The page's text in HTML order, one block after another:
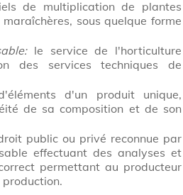
de multiplication de plantes
sous quelque forme
le service de l'horticulture
des services techniques de
d'un produit unique,
de sa composition et de son
public ou privé reconnue par
effectuant des analyses et
permettant au producteur